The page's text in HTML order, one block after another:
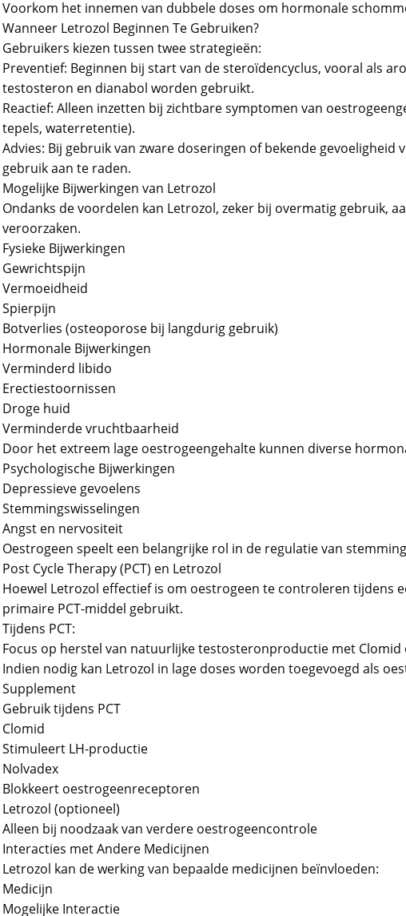
Voorkom het innemen van dubbele doses om hormonale
Wanneer Letrozol Beginnen Te Gebruiken?
Gebruikers kiezen tussen twee strategieën:
Preventief: Beginnen bij start van de steroïdencyclus, vooral als
testosteron en dianabol worden gebruikt.
Reactief: Alleen inzetten bij zichtbare symptomen van
tepels, waterretentie).
Advies: Bij gebruik van zware doseringen of bekende gevoeligheid
gebruik aan te raden.
Mogelijke Bijwerkingen van Letrozol
Ondanks de voordelen kan Letrozol, zeker bij overmatig gebruik,
veroorzaken.
Fysieke Bijwerkingen
Gewrichtspijn
Vermoeidheid
Spierpijn
Botverlies (osteoporose bij langdurig gebruik)
Hormonale Bijwerkingen
Verminderd libido
Erectiestoornissen
Droge huid
Verminderde vruchtbaarheid
Door het extreem lage oestrogeengehalte kunnen diverse
Psychologische Bijwerkingen
Depressieve gevoelens
Stemmingswisselingen
Angst en nervositeit
Oestrogeen speelt een belangrijke rol in de regulatie van
Post Cycle Therapy (PCT) en Letrozol
Hoewel Letrozol effectief is om oestrogeen te controleren tijdens
primaire PCT-middel gebruikt.
Tijdens PCT:
Focus op herstel van natuurlijke testosteronproductie met Clomid
Indien nodig kan Letrozol in lage doses worden toegevoegd als
Supplement
Gebruik tijdens PCT
Clomid
Stimuleert LH-productie
Nolvadex
Blokkeert oestrogeenreceptoren
Letrozol (optioneel)
Alleen bij noodzaak van verdere oestrogeencontrole
Interacties met Andere Medicijnen
Letrozol kan de werking van bepaalde medicijnen beïnvloeden:
Medicijn
Mogelijke Interactie